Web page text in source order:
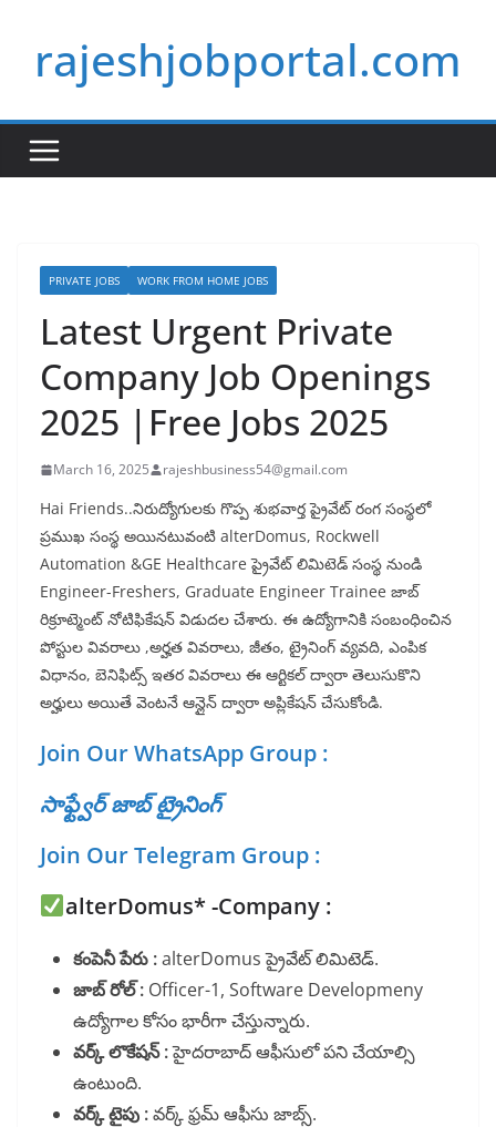
contentrajeshjobportal.com
PRIVATE JOBS WORK FROM HOME JOBS
Latest Urgent Private
Company Job Openings
2025 |Free Jobs 2025
March 16, 2025 rajeshbusiness54@gmail.com
Hai Friends..నిరుద్యోగులకు గొప్ప శుభవార్త ప్రైవేట్ రంగ సంస్థలో
ప్రముఖ సంస్థ అయినటువంటి alterDomus, Rockwell
Automation &GE Healthcare ప్రైవేట్ లిమిటెడ్ సంస్థ నుండి
Engineer-Freshers, Graduate Engineer Trainee జాబ్
రిక్రూట్మెంట్ నోటిఫికేషన్ విడుదల చేశారు. ఈ ఉద్యోగానికి సంబంధించిన
పోస్టుల వివరాలు ,అర్హత వివరాలు, జీతం, ట్రైనింగ్ వ్యవది, ఎంపిక
విధానం, బెనిఫిట్స్ ఇతర వివరాలు ఈ ఆర్టికల్ ద్వారా తెలుసుకొని
అర్హులు అయితే వెంటనే ఆన్లైన్ ద్వారా అప్లికేషన్ చేసుకోండి.
Join Our WhatsApp Group :
సాఫ్ట్వేర్ జాబ్ ట్రైనింగ్
Join Our Telegram Group :
alterDomus* -Company :
కంపెనీ పేరు :alterDomus ప్రైవేట్ లిమిటెడ్.
జాబ్ రోల్ : Officer-1, Software Developmeny
ఉద్యోగాల కోసం భారీగా చేస్తున్నారు.
వర్క్ లొకేషన్ :హైదరాబాద్ ఆఫీసులో పని చేయాల్సి
ఉంటుంది.
వర్క్ టైపు :వర్క్ ఫ్రమ్ ఆఫీసు జాబ్స్.